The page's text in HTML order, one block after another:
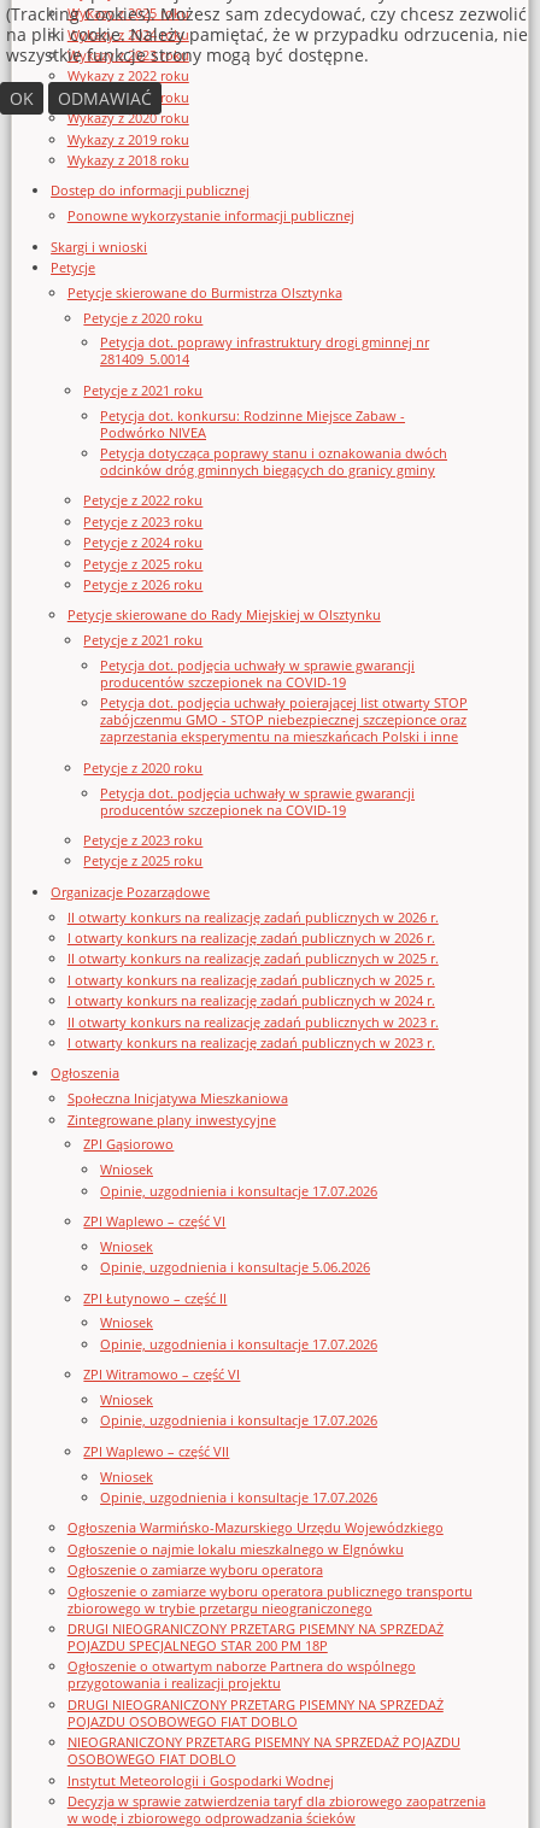
Wykazy z 2025 roku
Wykazy z 2024 roku
Wykazy z 2023 roku
Wykazy z 2022 roku
Wykazy z 2021 roku
Wykazy z 2020 roku
Wykazy z 2019 roku
Wykazy z 2018 roku
Dostęp do informacji publicznej
Ponowne wykorzystanie informacji publicznej
Skargi i wnioski
Petycje
Petycje skierowane do Burmistrza Olsztynka
Petycje z 2020 roku
Petycja dot. poprawy infrastruktury drogi gminnej nr
281409_5.0014
Petycje z 2021 roku
Petycja dot. konkursu: Rodzinne Miejsce Zabaw -
Podwórko NIVEA
Petycja dotycząca poprawy stanu i oznakowania dwóch
odcinków dróg gminnych biegących do granicy gminy
Petycje z 2022 roku
Petycje z 2023 roku
Petycje z 2024 roku
Petycje z 2025 roku
Petycje z 2026 roku
Petycje skierowane do Rady Miejskiej w Olsztynku
Petycje z 2021 roku
Petycja dot. podjęcia uchwały w sprawie gwarancji
producentów szczepionek na COVID-19
Petycja dot. podjęcia uchwały poierającej list otwarty STOP
zabójczenmu GMO - STOP niebezpiecznej szczepionce oraz
zaprzestania eksperymentu na mieszkańcach Polski i inne
Petycje z 2020 roku
Petycja dot. podjęcia uchwały w sprawie gwarancji
producentów szczepionek na COVID-19
Petycje z 2023 roku
Petycje z 2025 roku
Organizacje Pozarządowe
II otwarty konkurs na realizację zadań publicznych w 2026 r.
I otwarty konkurs na realizację zadań publicznych w 2026 r.
II otwarty konkurs na realizację zadań publicznych w 2025 r.
I otwarty konkurs na realizację zadań publicznych w 2025 r.
I otwarty konkurs na realizację zadań publicznych w 2024 r.
II otwarty konkurs na realizację zadań publicznych w 2023 r.
I otwarty konkurs na realizację zadań publicznych w 2023 r.
Ogłoszenia
Społeczna Inicjatywa Mieszkaniowa
Zintegrowane plany inwestycyjne
ZPI Gąsiorowo
Wniosek
Opinie, uzgodnienia i konsultacje 17.07.2026
ZPI Waplewo – część VI
Wniosek
Opinie, uzgodnienia i konsultacje 5.06.2026
ZPI Łutynowo – część II
Wniosek
Opinie, uzgodnienia i konsultacje 17.07.2026
ZPI Witramowo – część VI
Wniosek
Opinie, uzgodnienia i konsultacje 17.07.2026
ZPI Waplewo – część VII
Wniosek
Opinie, uzgodnienia i konsultacje 17.07.2026
Ogłoszenia Warmińsko-Mazurskiego Urzędu Wojewódzkiego
Ogłoszenie o najmie lokalu mieszkalnego w Elgnówku
Ogłoszenie o zamiarze wyboru operatora
Ogłoszenie o zamiarze wyboru operatora publicznego transportu
zbiorowego w trybie przetargu nieograniczonego
DRUGI NIEOGRANICZONY PRZETARG PISEMNY NA SPRZEDAŻ
POJAZDU SPECJALNEGO STAR 200 PM 18P
Ogłoszenie o otwartym naborze Partnera do wspólnego
przygotowania i realizacji projektu
DRUGI NIEOGRANICZONY PRZETARG PISEMNY NA SPRZEDAŻ
POJAZDU OSOBOWEGO FIAT DOBLO
NIEOGRANICZONY PRZETARG PISEMNY NA SPRZEDAŻ POJAZDU
OSOBOWEGO FIAT DOBLO
Instytut Meteorologii i Gospodarki Wodnej
Decyzja w sprawie zatwierdzenia taryf dla zbiorowego zaopatrzenia
w wodę i zbiorowego odprowadzania ścieków
(Tracking Cookies). Możesz sam zdecydować, czy chcesz zezwolić
na pliki cookie. Należy pamiętać, że w przypadku odrzucenia, nie
wszystkie funkcje strony mogą być dostępne.
OK
ODMAWIAĆ